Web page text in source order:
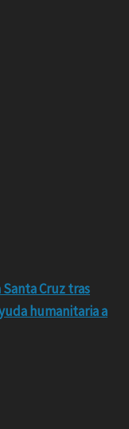
Santa Cruz tras
humanitaria a